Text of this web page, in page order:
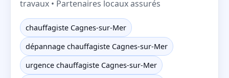
travaux • Partenaires locaux assurés
chauffagiste Cagnes-sur-Mer
dépannage chauffagiste Cagnes-sur-Mer
urgence chauffagiste Cagnes-sur-Mer